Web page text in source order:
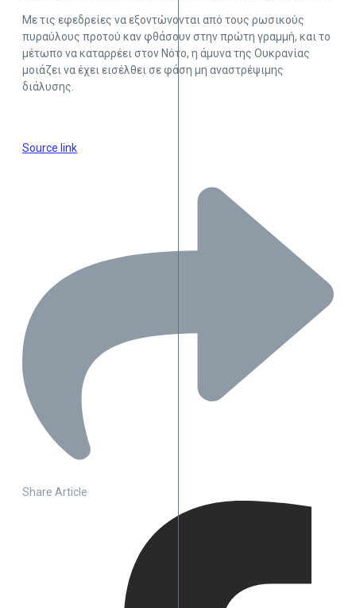
Με τις εφεδρείες να εξοντώνονται από τους ρωσικούς
πυραύλους προτού καν φθάσουν στην πρώτη γραμμή, και το
μέτωπο να καταρρέει στον Νότο, η άμυνα της Ουκρανίας
μοιάζει να έχει εισέλθει σε φάση μη αναστρέψιμης
διάλυσης.
Source link
Share Article